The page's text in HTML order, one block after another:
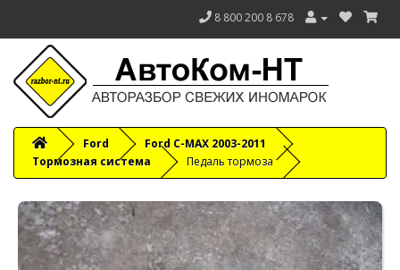
8 800 200 8 678
Ford
Ford C-MAX 2003-2011
Тормозная система
Педаль тормоза